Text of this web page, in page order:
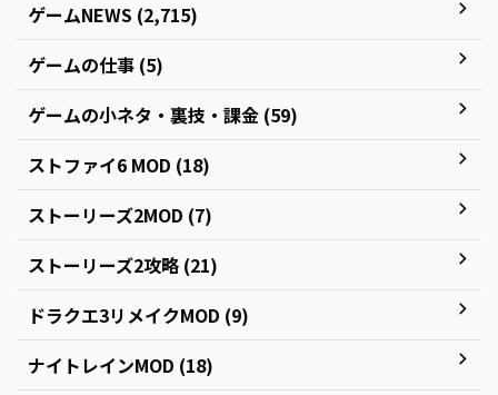
ゲームNEWS (2,715)
ゲームの仕事 (5)
ゲームの小ネタ・裏技・課金 (59)
ストファイ6 MOD (18)
ストーリーズ2MOD (7)
ストーリーズ2攻略 (21)
ドラクエ3リメイクMOD (9)
ナイトレインMOD (18)